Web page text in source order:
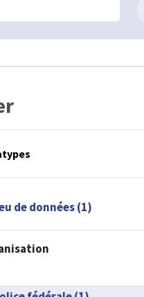
de données (1)